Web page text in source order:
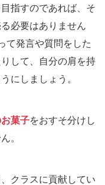
指すのであれば、そ
必要はありません
て発言や質問をした
して、自分の肩を持
にしましょう。
お菓子をおすそ分けし
。
クラスに貢献してい